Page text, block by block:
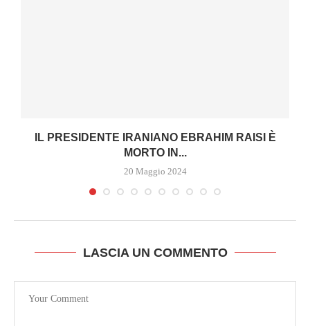
IL PRESIDENTE IRANIANO EBRAHIM RAISI È
MORTO IN...
20 Maggio 2024
LASCIA UN COMMENTO